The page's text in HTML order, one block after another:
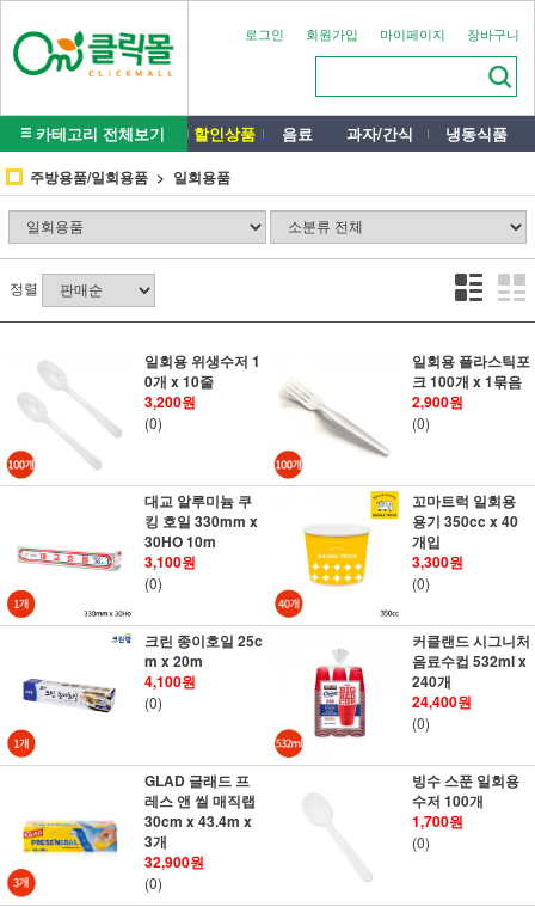
로그인 회원가입 마이페이지 장바구니
카테고리 전체보기 할인상품 음료 과자/간식 냉동식품
주방용품/일회용품 일회용품
정렬
일회용 위생수저 1
0개 x 10줄
3,200원
(0)
일회용 플라스틱포
크 100개 x 1묶음
2,900원
(0)
대교 알루미늄 쿠
킹 호일 330mm x
30HO 10m
3,100원
(0)
꼬마트럭 일회용
용기 350cc x 40
개입
3,300원
(0)
크린 종이호일 25c
m x 20m
4,100원
(0)
커클랜드 시그니처
음료수컵 532ml x
240개
24,400원
(0)
GLAD 글래드 프
레스 앤 씰 매직랩
30cm x 43.4m x
3개
32,900원
(0)
빙수 스푼 일회용
수저 100개
1,700원
(0)